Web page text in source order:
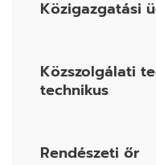
Közigazgatási
Közszolgálati
technikus
Rendészeti őr